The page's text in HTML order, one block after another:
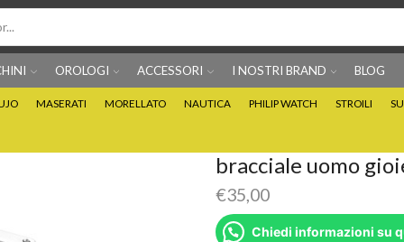
OROLOGI ACCESSORI I NOSTRI BRAND BLOG
MASERATI MORELLATO NAUTICA PHILIP WATCH STROILI
bracciale uomo
€35,00
Chiedi informazioni su